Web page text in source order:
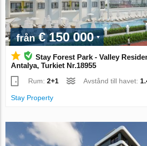
från€ 150 000
Stay Forest Park - Valley
Antalya, Turkiet Nr.18955
Rum:2+1 Avstånd till havet:
Stay Property